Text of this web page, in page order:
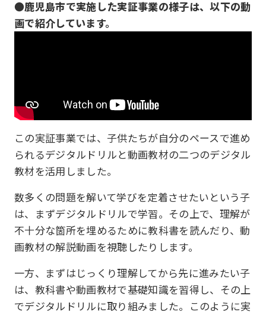
●鹿児島市で実施した実証事業の様子は、以下の動
画で紹介しています。
この実証事業では、子供たちが自分のペースで進め
られるデジタルドリルと動画教材の二つのデジタル
教材を活用しました。
数多くの問題を解いて学びを定着させたいという子
は、まずデジタルドリルで学習。その上で、理解が
不十分な箇所を埋めるために教科書を読んだり、動
画教材の解説動画を視聴したりします。
一方、まずはじっくり理解してから先に進みたい子
は、教科書や動画教材で基礎知識を習得し、その上
でデジタルドリルに取り組みました。このように実